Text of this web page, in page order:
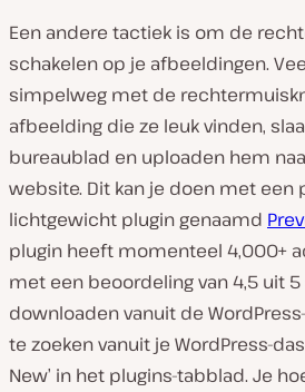
Een andere tactiek is om de
schakelen op je afbeeldingen.
simpelweg met de
afbeelding die ze leuk vinden,
bureaublad en uploaden hem
website. Dit kan je doen met een
lichtgewicht plugin genaamd
plugin heeft momenteel 4,000+
met een beoordeling van 4,5 uit
downloaden vanuit de
te zoeken vanuit je WordPress-
New’ in het plugins-tabblad. Je